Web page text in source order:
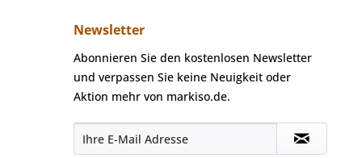
Newsletter
Abonnieren Sie den kostenlosen Newsletter
und verpassen Sie keine Neuigkeit oder
Aktion mehr von markiso.de.